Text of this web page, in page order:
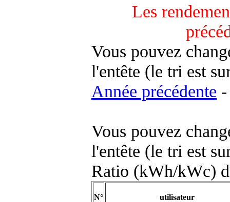
Les
Vous pouvez
l'entête (le tri est
Année précédente
Vous pouvez
l'entête (le tri est
Ratio (kWh/kWc)
N° utilisateur